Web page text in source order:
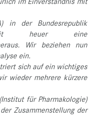
in der Bundesrepublik
heuer eine
Wir beziehen nun
ein.
sich auf ein wichtiges
wieder mehrere kürzere
(Institut für Pharmakologie)
Zusammenstellung der